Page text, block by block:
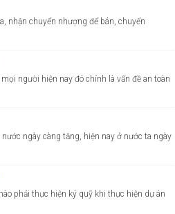
nhận chuyển nhượng để bán, chuyển
người hiện nay đó chính là vấn đề an toàn
ngày càng tăng, hiện nay ở nước ta ngày
phải thực hiện ký quỹ khi thực hiện dự án